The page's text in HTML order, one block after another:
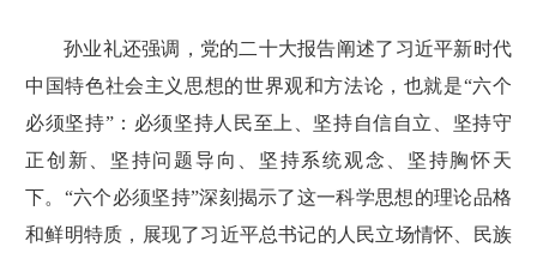
孙业礼还强调，党的二十大报告阐述了习近平新时代
中国特色社会主义思想的世界观和方法论，也就是“六个
必须坚持”：必须坚持人民至上、坚持自信自立、坚持守
正创新、坚持问题导向、坚持系统观念、坚持胸怀天
下。“六个必须坚持”深刻揭示了这一科学思想的理论品格
和鲜明特质，展现了习近平总书记的人民立场情怀、民族